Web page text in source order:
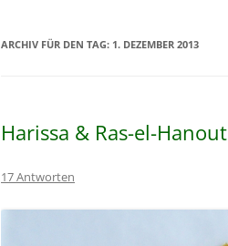
ARCHIV FÜR DEN TAG: 1. DEZEMBER 2013
Harissa & Ras-el-Hanout
17 Antworten